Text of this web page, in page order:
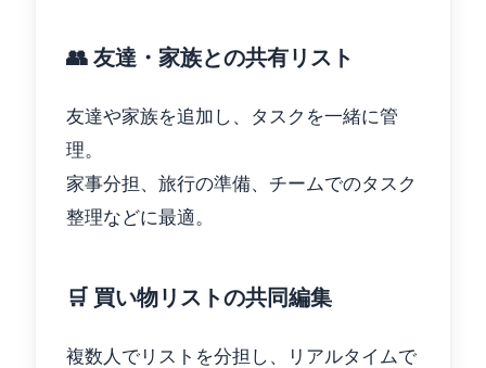
👥 友達・家族との共有リスト
友達や家族を追加し、タスクを一緒に管
理。
家事分担、旅行の準備、チームでのタスク
整理などに最適。
🛒 買い物リストの共同編集
複数人でリストを分担し、リアルタイムで